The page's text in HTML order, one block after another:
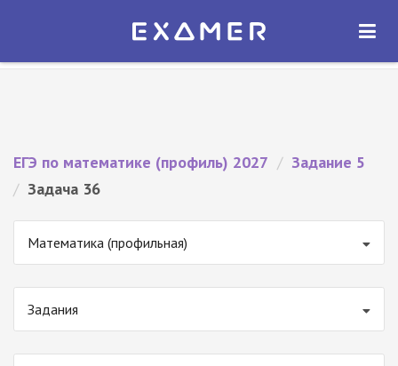
Экзамер — ЕГЭ 2027
ОТКРЫТЬ
ЕГЭ по математике (профиль) 2027 / Задание 5
/ Задача 36
Математика (профильная)
Задания